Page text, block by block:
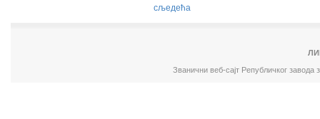
сљедећа
Званични веб-сајт Републичког